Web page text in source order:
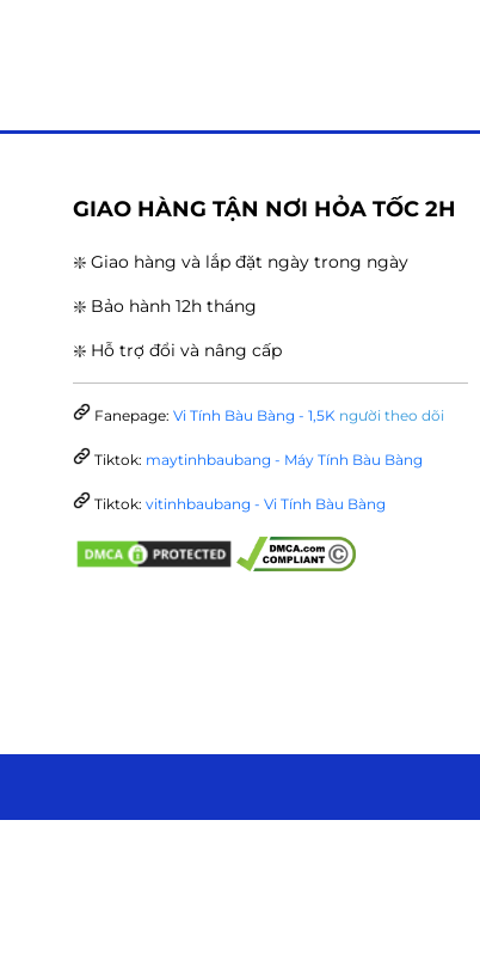
GIAO HÀNG TẬN NƠI HỎA TỐC 2H
❇️ Giao hàng và lắp đặt ngày trong ngày
❇️ Bảo hành 12h tháng
❇️ Hỗ trợ đổi và nâng cấp
Fanepage: Vi Tính Bàu Bàng - 1,5K người theo dõi
Tiktok: maytinhbaubang - Máy Tính Bàu Bàng
Tiktok: vitinhbaubang - Vi Tính Bàu Bàng